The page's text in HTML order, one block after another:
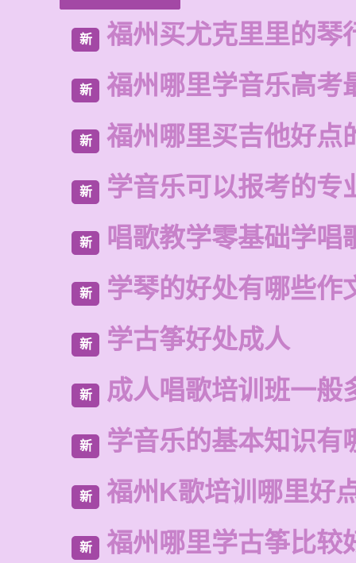
新 福州买尤克里里的琴
新 福州哪里学音乐高考
新 福州哪里买吉他好点
新 学音乐可以报考的专
新 唱歌教学零基础学唱
新 学琴的好处有哪些作
新 学古筝好处成人
新 成人唱歌培训班一般
新 学音乐的基本知识有
新 福州K歌培训哪里好
新 福州哪里学古筝比较